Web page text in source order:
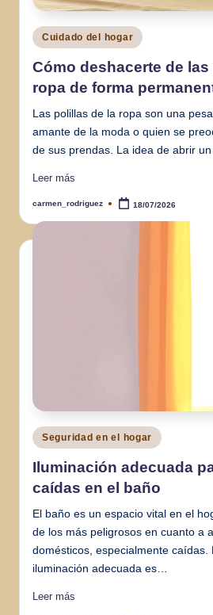
Publicado
en
Cuidado del hogar
Cómo deshacerte de
ropa de forma
Las polillas de la ropa son una
amante de la moda o quien se
de sus prendas. La idea de abrir
Leer más
Publicado
carmen_rodriguez 18/07/2026
Publicado
en
Seguridad en el hogar
Iluminación adecuada
caídas en el baño
El baño es un espacio vital en el
de los más peligrosos en cuanto a
domésticos, especialmente caídas.
iluminación adecuada es…
Leer más